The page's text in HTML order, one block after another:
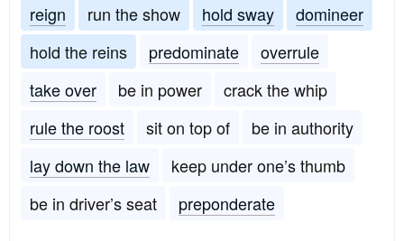
reign
run the show hold sway
domineer
hold the reins
predominate
overrule
take over
be in power
crack the whip
rule the roost
sit on top of
be in authority
lay down the law
keep under one’s thumb
be in driver’s seat
preponderate